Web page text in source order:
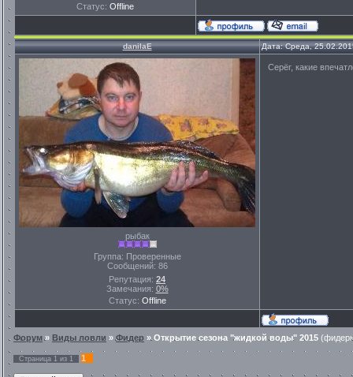
Статус: Offline
danilaE Дата: Среда,
рыбак
Группа: Проверенные
Сообщений: 86
Репутация: 24
Замечания: 0%
Статус: Offline
Серёг, какие
Форум» Виды ловли »Фидер »Открытие сезона "жидкой воды" 2015
Страница 1 из 1 1